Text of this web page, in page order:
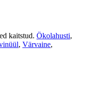
kaitstud. Ökolahusti,
, Värvaine,